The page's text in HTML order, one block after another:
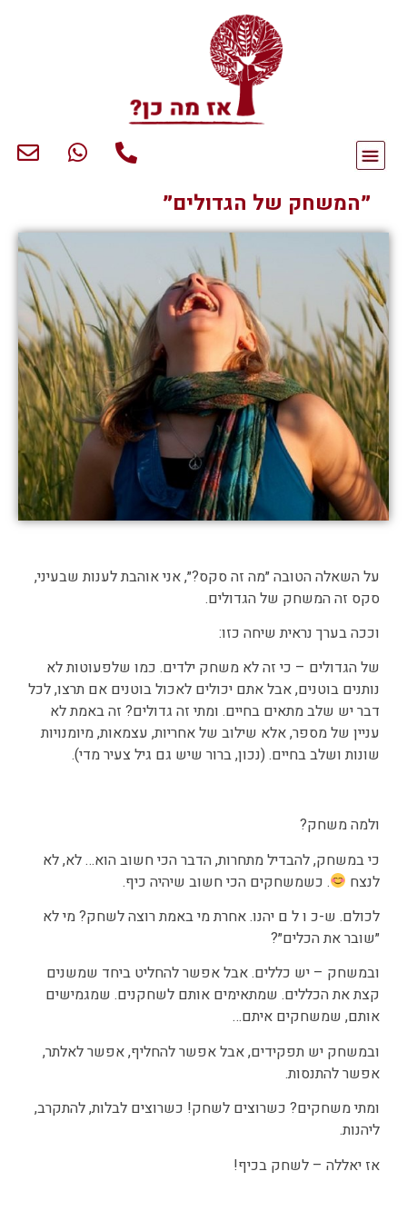
״המשחק של הגדולים״
על השאלה הטובה ״מה זה סקס?״, אני אוהבת לענות שבעיני,
סקס זה המשחק של הגדולים.
וככה בערך נראית שיחה כזו:
של הגדולים – כי זה לא משחק ילדים. כמו שלפעוטות לא
נותנים בוטנים, אבל אתם יכולים לאכול בוטנים אם תרצו, לכל
דבר יש שלב מתאים בחיים. ומתי זה גדולים? זה באמת לא
עניין של מספר, אלא שילוב של אחריות, עצמאות, מיומנויות
שונות ושלב בחיים. (נכון, ברור שיש גם גיל צעיר מדי).
ולמה משחק?
כי במשחק, להבדיל מתחרות, הדבר הכי חשוב הוא… לא, לא
לנצח
. כשמשחקים הכי חשוב שיהיה כיף.
לכולם. ש-כ ו ל ם יהנו. אחרת מי באמת רוצה לשחק? מי לא
״שובר את הכלים״?
ובמשחק – יש כללים. אבל אפשר להחליט ביחד שמשנים
קצת את הכללים. שמתאימים אותם לשחקנים. שמגמישים
אותם, שמשחקים איתם…
ובמשחק יש תפקידים, אבל אפשר להחליף, אפשר לאלתר,
אפשר להתנסות.
ומתי משחקים? כשרוצים לשחק! כשרוצים לבלות, להתקרב,
ליהנות.
אז יאללה – לשחק בכיף!